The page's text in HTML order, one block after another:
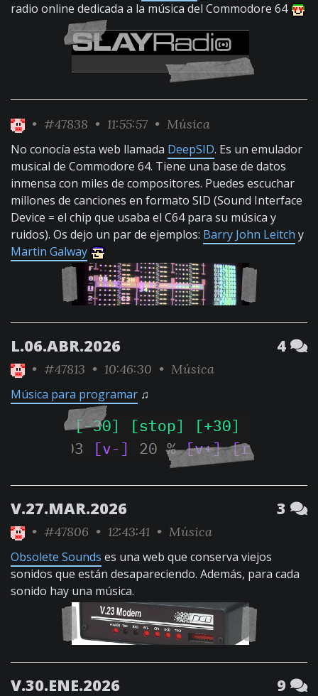
radio online dedicada a la música del Commodore 64
• #47838 • 11:55:57 • Música
No conocía esta web llamada DeepSID. Es un emulador
musical de Commodore 64. Tiene una base de datos
inmensa con miles de compositores. Puedes escuchar
millones de canciones en formato SID (Sound Interface
Device = el chip que usaba el C64 para su música y
ruidos). Os dejo un par de ejemplos: Barry John Leitch y
Martin Galway
L.06.ABR.2026 4
• #47813 • 10:46:30 • Música
Música para programar ♫
V.27.MAR.2026 3
• #47806 • 12:43:41 • Música
Obsolete Sounds es una web que conserva viejos
sonidos que están desapareciendo. Además, para cada
sonido hay una música.
V.30.ENE.2026 9